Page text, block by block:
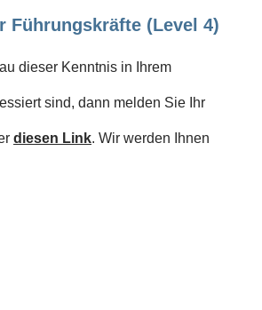
Führungskräfte (Level 4)
dieser Kenntnis in Ihrem
sind, dann melden Sie Ihr
diesen Link. Wir werden Ihnen